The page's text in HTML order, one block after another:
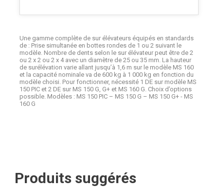
Une gamme complète de sur élévateurs équipés en standards
de : Prise simultanée en bottes rondes de 1 ou 2 suivant le
modèle. Nombre de dents selon le sur élévateur peut être de 2
ou 2 x 2 ou 2 x 4 avec un diamètre de 25 ou 35 mm. La hauteur
de surélévation varie allant jusqu’à 1,6 m sur le modèle MS 160
et la capacité nominale va de 600 kg à 1 000 kg en fonction du
modèle choisi. Pour fonctionner, nécessité 1 DE sur modèle MS
150 PIC et 2 DE sur MS 150 G, G+ et MS 160 G. Choix d’options
possible. Modèles : MS 150 PIC – MS 150 G – MS 150 G+ - MS
160 G
Produits suggérés